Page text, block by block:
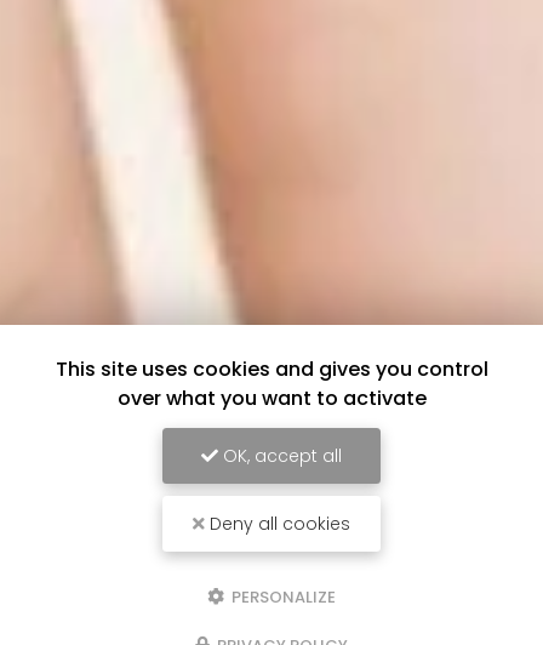
This site uses cookies and gives you control
over what you want to activate
OK, accept all
Deny all cookies
PERSONALIZE